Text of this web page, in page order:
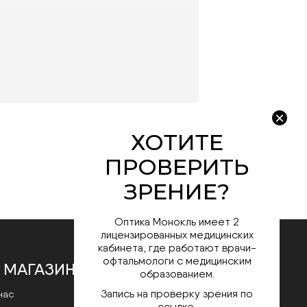
Оптика Монокль имеет 2
лицензированных медицинских
кабинета, где работают врачи-
офтальмологи с медицинским
образованием.
Запись на проверку зрения по